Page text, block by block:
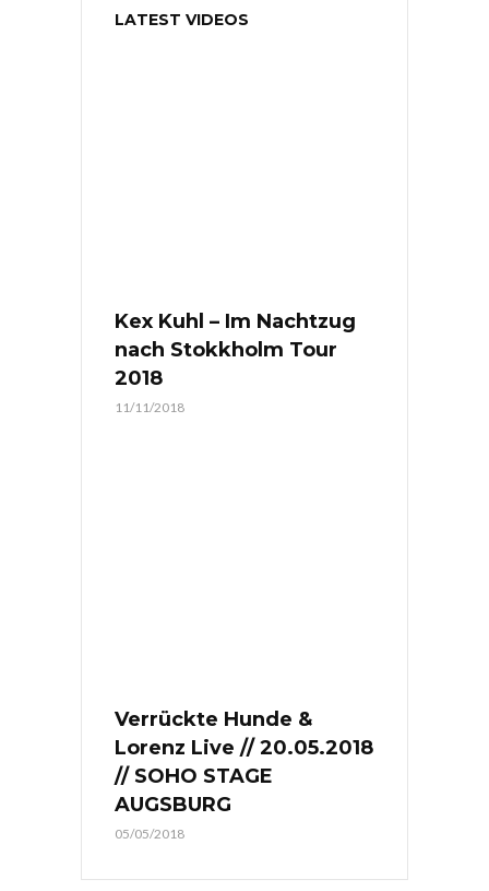
LATEST VIDEOS
Kex Kuhl – Im Nachtzug
nach Stokkholm Tour
2018
11/11/2018
Verrückte Hunde &
Lorenz Live // 20.05.2018
// SOHO STAGE
AUGSBURG
05/05/2018